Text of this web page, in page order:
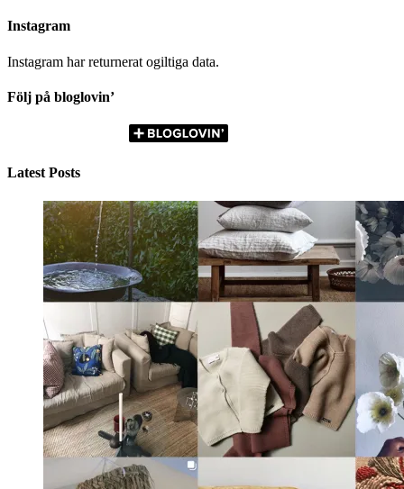
Instagram
Instagram har returnerat ogiltiga data.
Följ på bloglovin’
Latest Posts